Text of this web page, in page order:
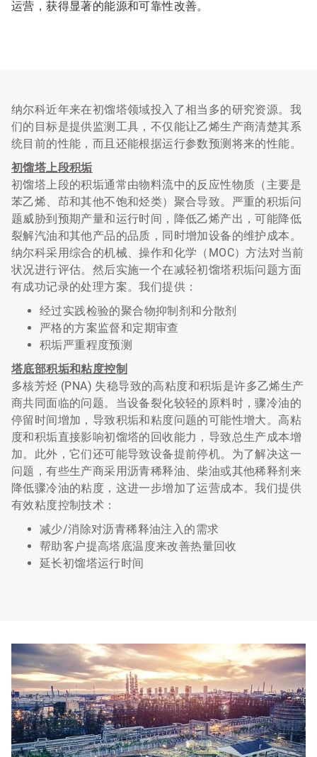
运营，获得显著的能源和可靠性改善。
纳尔科近年来在初馏塔领域投入了相当多的研究资源。我
们的目标是提供监测工具，不仅能让乙烯生产商清楚其系
统目前的性能，而且还能根据运行参数预测将来的性能。
初馏塔上段积垢
初馏塔上段的积垢通常由物料流中的反应性物质（主要是
苯乙烯、茚和其他不饱和烃类）聚合导致。严重的积垢问
题威胁到预期产量和运行时间，降低乙烯产出，可能降低
裂解汽油和其他产品的品质，同时增加设备的维护成本。
纳尔科采用综合的机械、操作和化学（MOC）方法对当前
状况进行评估。然后实施一个在减轻初馏塔积垢问题方面
有成功记录的处理方案。我们提供：
经过实践检验的聚合物抑制剂和分散剂
严格的方案监督和定期审查
积垢严重程度预测
塔底部积垢和粘度控制
多核芳烃 (PNA) 失稳导致的高粘度和积垢是许多乙烯生产
商共同面临的问题。当设备裂化较轻的原料时，骤冷油的
停留时间增加，导致积垢和粘度问题的可能性增大。高粘
度和积垢直接影响初馏塔的回收能力，导致总生产成本增
加。此外，它们还可能导致设备提前停机。为了解决这一
问题，有些生产商采用沥青稀释油、柴油或其他稀释剂来
降低骤冷油的粘度，这进一步增加了运营成本。我们提供
有效粘度控制技术：
减少/消除对沥青稀释油注入的需求
帮助客户提高塔底温度来改善热量回收
延长初馏塔运行时间